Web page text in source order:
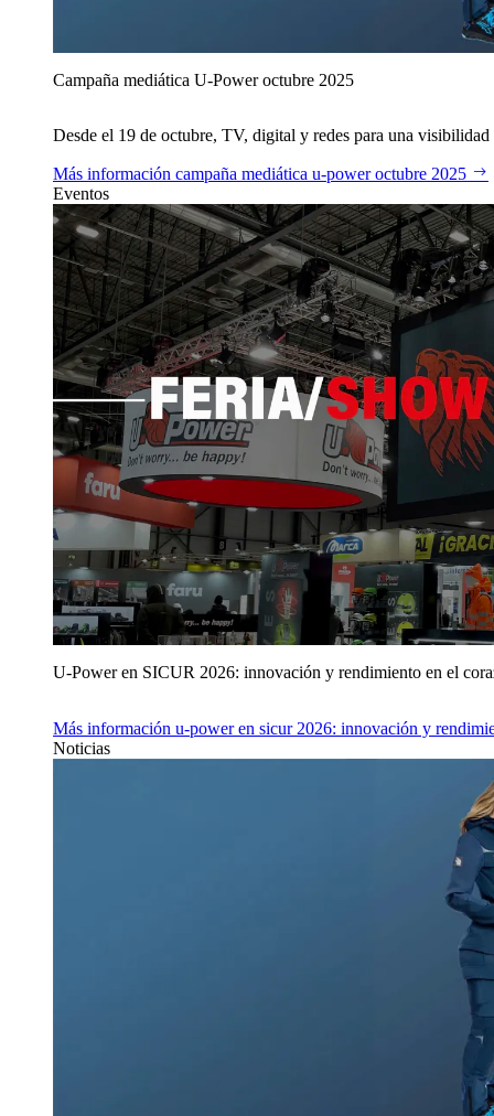
Campaña mediática U‑Power octubre 2025
Desde el 19 de octubre, TV, digital y redes para una
Más información campaña mediática u‑power octubre 2025
Eventos
U‑Power en SICUR 2026: innovación y rendimiento en el
Más información u‑power en sicur 2026: innovación y
Noticias